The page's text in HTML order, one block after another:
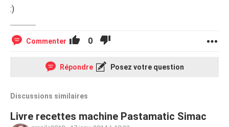
:)
Commenter 0
Répondre Posez votre question
Discussions similaires
Livre recettes machine Pastamatic Simac